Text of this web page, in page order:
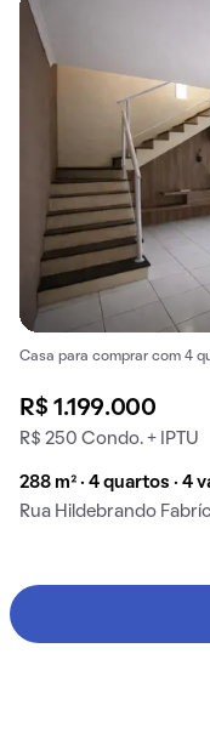
Casa para comprar com 4
R$ 1.199.000
R$ 250 Condo. + IPTU
288 m² · 4 quartos · 4
Rua Hildebrando